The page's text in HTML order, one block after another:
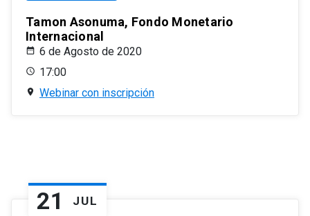
Tamon Asonuma, Fondo Monetario
Internacional
6 de Agosto de 2020
17:00
Webinar con inscripción
21 JUL